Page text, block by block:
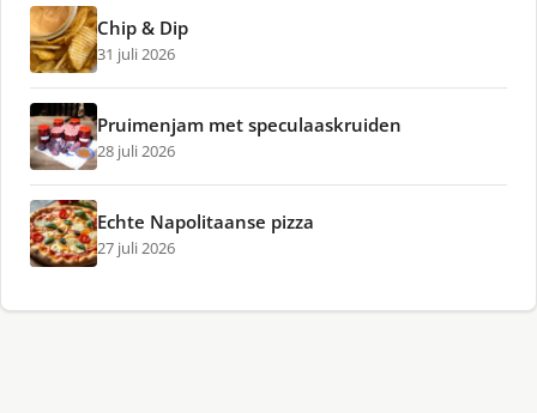
Chip & Dip
31 juli 2026
Pruimenjam met speculaaskruiden
28 juli 2026
Echte Napolitaanse pizza
27 juli 2026